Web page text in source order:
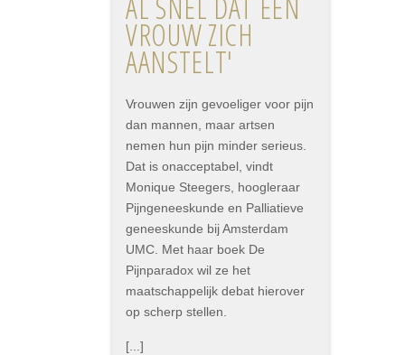
VROUW ZICH
AANSTELT'
Vrouwen zijn gevoeliger voor pijn
dan mannen, maar artsen
nemen hun pijn minder serieus.
Dat is onacceptabel, vindt
Monique Steegers, hoogleraar
Pijngeneeskunde en Palliatieve
geneeskunde bij Amsterdam
UMC. Met haar boek De
Pijnparadox wil ze het
maatschappelijk debat hierover
op scherp stellen.
[...]